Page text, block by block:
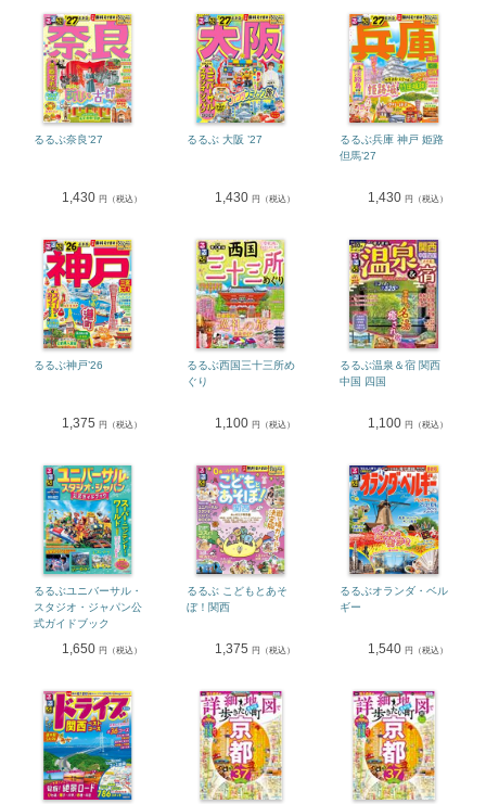
るるぶ奈良’27
1,430 円（税込）
るるぶ 大阪 ’27
1,430 円（税込）
るるぶ兵庫 神戸 姫路
但馬’27
1,430 円（税込）
るるぶ神戸’26
1,375 円（税込）
るるぶ西国三十三所め
ぐり
1,100 円（税込）
るるぶ温泉＆宿 関西
中国 四国
1,100 円（税込）
るるぶユニバーサル・
スタジオ・ジャパン公
式ガイドブック
1,650 円（税込）
るるぶ こどもとあそ
ぼ！関西
1,375 円（税込）
るるぶオランダ・ベル
ギー
1,540 円（税込）